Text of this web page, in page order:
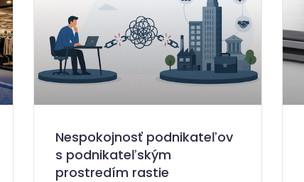
Nespokojnosť podnikateľov
s podnikateľským
prostredím rastie